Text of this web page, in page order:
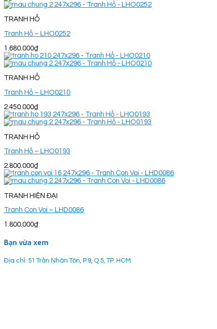
TRANH HỔ
Tranh Hổ – LHO0252
1.680.000₫
TRANH HỔ
Tranh Hổ – LHO0210
2.450.000₫
TRANH HỔ
Tranh Hổ – LHO0193
2.800.000₫
TRANH HIỆN ĐẠI
Tranh Con Voi – LHD0086
1.800.000₫
Bạn vừa xem
Địa chỉ: 51 Trần Nhân Tôn, P.9, Q.5, TP. HCM